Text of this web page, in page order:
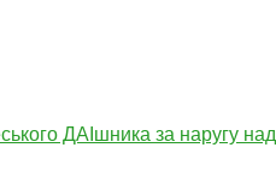
ДАІшника за наругу над